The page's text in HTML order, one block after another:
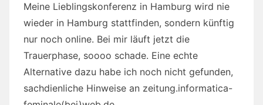
Meine Lieblingskonferenz in Hamburg wird nie
wieder in Hamburg stattfinden, sondern künftig
nur noch online. Bei mir läuft jetzt die
Trauerphase, soooo schade. Eine echte
Alternative dazu habe ich noch nicht gefunden,
sachdienliche Hinweise an zeitung.informatica-